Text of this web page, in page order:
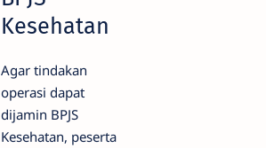
Kesehatan
Agar tindakan
operasi dapat
dijamin BPJS
Kesehatan, peserta